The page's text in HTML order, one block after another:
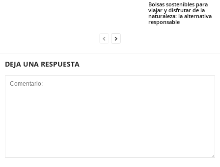
Bolsas sostenibles para
viajar y disfrutar de la
naturaleza: la alternativa
responsable
DEJA UNA RESPUESTA